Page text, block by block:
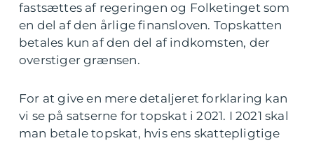
fastsættes af regeringen og Folketinget som
en del af den årlige finansloven. Topskatten
betales kun af den del af indkomsten, der
overstiger grænsen.
For at give en mere detaljeret forklaring kan
vi se på satserne for topskat i 2021. I 2021 skal
man betale topskat, hvis ens skattepligtige